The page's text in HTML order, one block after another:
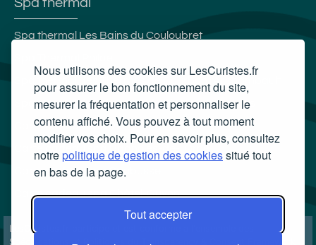
Nous utilisons des cookies sur LesCuristes.fr
pour assurer le bon fonctionnement du site,
mesurer la fréquentation et personnaliser le
contenu affiché. Vous pouvez à tout moment
modifier vos choix. Pour en savoir plus, consultez
notrepolitique de gestion des cookiessitué tout
en bas de la page.
Tout accepter
Spa thermal Les Bains du Couloubret
Spa thermal des Thermes de Divonne Les Bains
Carte cadeau spa Vichy
Carte cadeau spa Bagnoles-de-l'Orne
Carte cadeau spa Saubusse
Carte cadeau spa Châtel-Guyon
LesCuristes.fr participe et est conforme à l'ensemble des
Spécifications et Politiques du Transparency & Consent Framework